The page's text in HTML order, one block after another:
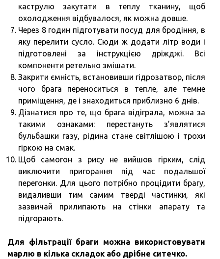
каструлю закутати в теплу тканину, щоб
охолодження відбувалося, як можна довше.
Через 8 годин підготувати посуд для бродіння, в
яку перелити сусло. Сюди ж додати літр води і
підготовлені за інструкцією дріжджі. Всі
компоненти ретельно змішати.
Закрити ємність, встановивши гідрозатвор, після
чого брага переноситься в тепле, але темне
приміщення, де і знаходиться приблизно 6 днів.
Дізнатися про те, що брага відіграла, можна за
такими ознаками: перестануть з’являтися
бульбашки газу, рідина стане світлішою і трохи
гіркою на смак.
Щоб самогон з рису не вийшов гірким, слід
виключити пригорання під час подальшої
перегонки. Для цього потрібно процідити брагу,
видаливши тим самим тверді частинки, які
зазвичай прилипають на стінки апарату та
підгорають.
Для фільтрації браги можна використовувати
марлю в кілька складок або дрібне ситечко.